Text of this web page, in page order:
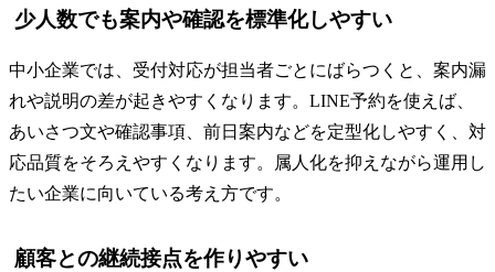
少人数でも案内や確認を標準化しやすい
中小企業では、受付対応が担当者ごとにばらつくと、案内漏
れや説明の差が起きやすくなります。LINE予約を使えば、
あいさつ文や確認事項、前日案内などを定型化しやすく、対
応品質をそろえやすくなります。属人化を抑えながら運用し
たい企業に向いている考え方です。
顧客との継続接点を作りやすい